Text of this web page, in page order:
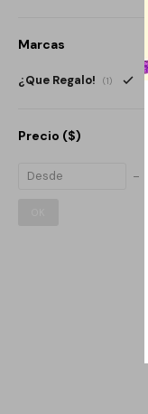
Marcas
¿Que Regalo! (1)
Precio ($)